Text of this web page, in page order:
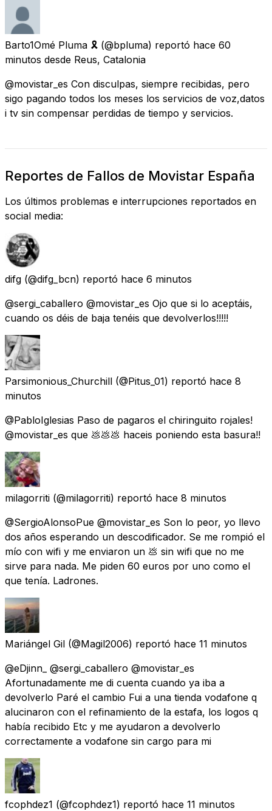
Barto1Omé Pluma 🎗 (@bpluma) reportó hace 60
minutos desde Reus, Catalonia
@movistar_es Con disculpas, siempre recibidas, pero
sigo pagando todos los meses los servicios de voz,datos
i tv sin compensar perdidas de tiempo y servicios.
Reportes de Fallos de Movistar España
Los últimos problemas e interrupciones reportados en
social media:
difg (@difg_bcn) reportó hace 6 minutos
@sergi_caballero @movistar_es Ojo que si lo aceptáis,
cuando os déis de baja tenéis que devolverlos!!!!!
Parsimonious_Churchill (@Pitus_01) reportó hace 8
minutos
@PabloIglesias Paso de pagaros el chiringuito rojales!
@movistar_es que 💩💩💩 haceis poniendo esta basura!!
milagorriti (@milagorriti) reportó hace 8 minutos
@SergioAlonsoPue @movistar_es Son lo peor, yo llevo
dos años esperando un descodificador. Se me rompió el
mío con wifi y me enviaron un 💩 sin wifi que no me
sirve para nada. Me piden 60 euros por uno como el
que tenía. Ladrones.
Mariángel Gil (@Magil2006) reportó hace 11 minutos
@eDjinn_ @sergi_caballero @movistar_es
Afortunadamente me di cuenta cuando ya iba a
devolverlo Paré el cambio Fui a una tienda vodafone q
alucinaron con el refinamiento de la estafa, los logos q
había recibido Etc y me ayudaron a devolverlo
correctamente a vodafone sin cargo para mi
fcophdez1 (@fcophdez1) reportó hace 11 minutos